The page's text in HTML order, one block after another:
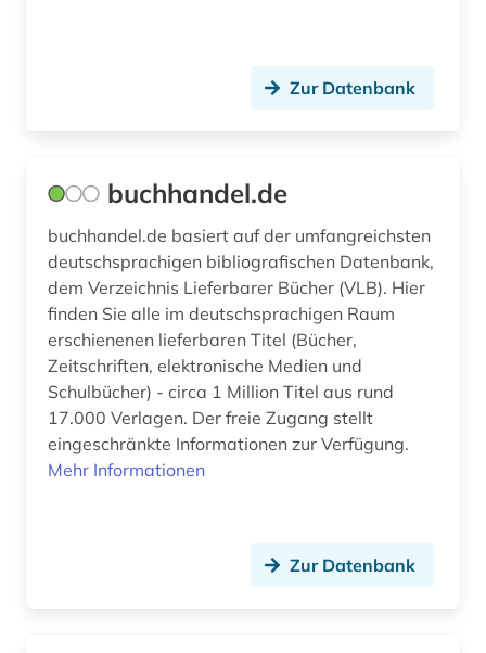
theologie (1)
universität (1)
verein (1)
verlagswesen (1)
verleger (1)
verzeichnis (10)
wales (1)
Zur Datenbank
buchhandel.de
buchhandel.de basiert auf der umfangreichsten
deutschsprachigen bibliografischen Datenbank,
dem Verzeichnis Lieferbarer Bücher (VLB). Hier
finden Sie alle im deutschsprachigen Raum
erschienenen lieferbaren Titel (Bücher,
Zeitschriften, elektronische Medien und
Schulbücher) - circa 1 Million Titel aus rund
17.000 Verlagen. Der freie Zugang stellt
eingeschränkte Informationen zur Verfügung.
Mehr Informationen
Zur Datenbank